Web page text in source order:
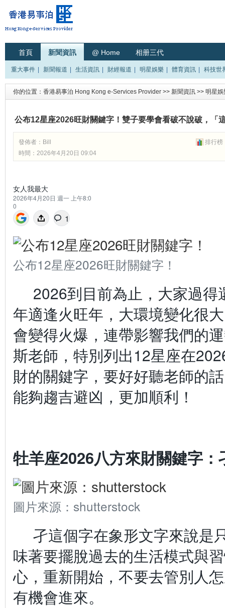
首頁 新聞資訊 @ Home 相册三代
重大事件 新聞報道 生活資訊 財經報道 明星娛樂 體育資訊 科技世
你的位置： 香港易事泊 Hong Kong e-Services Provider >> 新聞資訊 >> 明星娛
公布12星座2026旺財關鍵字！雙子要學會看破不說破，「
排行榜
發佈者： Bill
時間：2026年4月20日 09:04
女人我最大
2026年4月20日 週一 上午8:0
0
1
公布12星座2026旺財關鍵字！
2026到目前為止，大家過得
年適逢火旺年，大環境變化很
會變得火爆，連帶影響我們的
斯老師，特別列出12星座在
財的關鍵字，要好好聽老師的
能夠趨吉避凶，更加順利！
牡羊座2026八方來財關鍵字：
圖片來源：shutterstock
孑這個字在象形文字來說是
味著要擺脫過去的生活模式與
心，重新開始，不要去管別人
有機會進來。